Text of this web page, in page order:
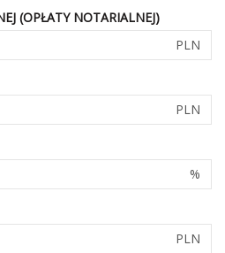
(OPŁATY NOTARIALNEJ)
PLN
PLN
%
PLN